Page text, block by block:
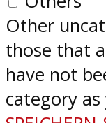
Other
those that
have not
category as